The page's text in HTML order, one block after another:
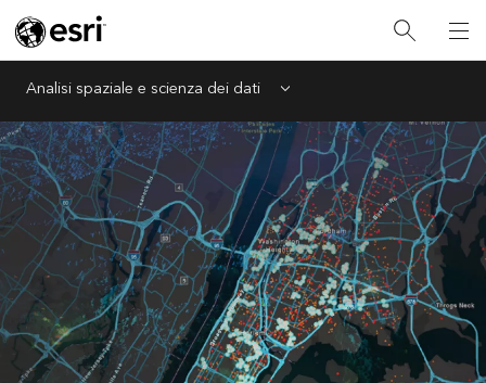
Analisi spaziale e scienza dei dati Menu